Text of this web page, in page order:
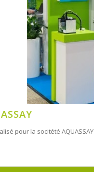
pour la socitété AQUASSAY